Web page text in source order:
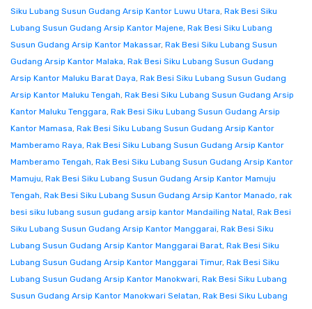
Siku Lubang Susun Gudang Arsip Kantor Luwu Utara, Rak Besi Siku
Lubang Susun Gudang Arsip Kantor Majene, Rak Besi Siku Lubang
Susun Gudang Arsip Kantor Makassar, Rak Besi Siku Lubang Susun
Gudang Arsip Kantor Malaka, Rak Besi Siku Lubang Susun Gudang
Arsip Kantor Maluku Barat Daya, Rak Besi Siku Lubang Susun Gudang
Arsip Kantor Maluku Tengah, Rak Besi Siku Lubang Susun Gudang Arsip
Kantor Maluku Tenggara, Rak Besi Siku Lubang Susun Gudang Arsip
Kantor Mamasa, Rak Besi Siku Lubang Susun Gudang Arsip Kantor
Mamberamo Raya, Rak Besi Siku Lubang Susun Gudang Arsip Kantor
Mamberamo Tengah, Rak Besi Siku Lubang Susun Gudang Arsip Kantor
Mamuju, Rak Besi Siku Lubang Susun Gudang Arsip Kantor Mamuju
Tengah, Rak Besi Siku Lubang Susun Gudang Arsip Kantor Manado, rak
besi siku lubang susun gudang arsip kantor Mandailing Natal, Rak Besi
Siku Lubang Susun Gudang Arsip Kantor Manggarai, Rak Besi Siku
Lubang Susun Gudang Arsip Kantor Manggarai Barat, Rak Besi Siku
Lubang Susun Gudang Arsip Kantor Manggarai Timur, Rak Besi Siku
Lubang Susun Gudang Arsip Kantor Manokwari, Rak Besi Siku Lubang
Susun Gudang Arsip Kantor Manokwari Selatan, Rak Besi Siku Lubang